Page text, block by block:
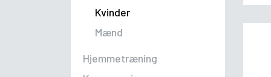
Kvinder
Mænd
Hjemmetræning